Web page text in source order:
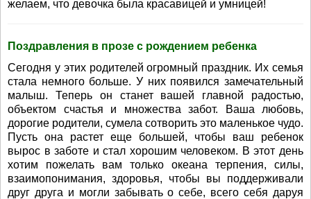
желаем, что девочка была красавицей и умницей!
Поздравления в прозе с рождением ребенка
Сегодня у этих родителей огромный праздник. Их семья
стала немного больше. У них появился замечательный
малыш. Теперь он станет вашей главной радостью,
объектом счастья и множества забот. Ваша любовь,
дорогие родители, сумела сотворить это маленькое чудо.
Пусть она растет еще большей, чтобы ваш ребенок
вырос в заботе и стал хорошим человеком. В этот день
хотим пожелать вам только океана терпения, силы,
взаимопонимания, здоровья, чтобы вы поддерживали
друг друга и могли забывать о себе, всего себя даруя